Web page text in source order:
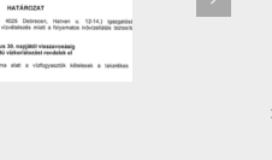
️időpontjai augusztus és
szeptember hónapokban!